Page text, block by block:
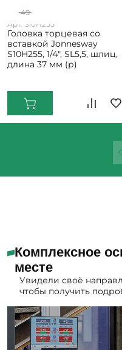
3949-20%
Арт. S10H255
Головка торцевая со
вставкой Jonnesway
S10H255, 1/4", SL5,5, шлиц,
длина 37 мм (р)
Комплексное
месте
Увидели своё
чтобы получить